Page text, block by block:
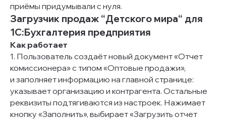
приёмы придумывали с нуля.
Загрузчик продаж “Детского мира“ для
1С:Бухгалтерия предприятия
Как работает
1. Пользователь создаёт новый документ «Отчет
комиссионера» с типом «Оптовые продажи»,
и заполняет информацию на главной странице:
указывает организацию и контрагента. Остальные
реквизиты подтягиваются из настроек. Нажимает
кнопку «Заполнить», выбирает «Загрузить отчет